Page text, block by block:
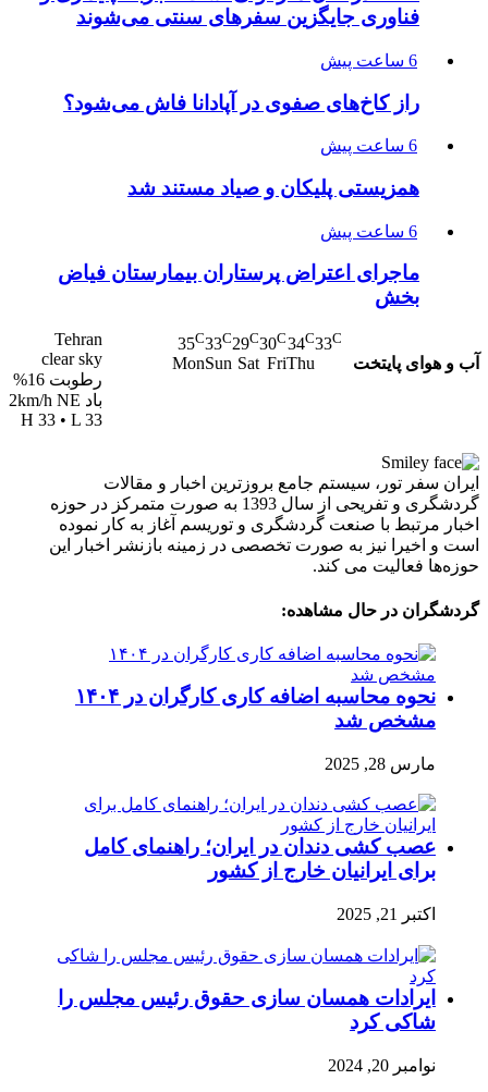
فناوری جایگزین سفرهای سنتی می‌شوند
6 ساعت پیش
راز کاخ‌های صفوی در آپادانا فاش می‌شود؟
6 ساعت پیش
همزیستی پلیکان و صیاد مستند شد
6 ساعت پیش
ماجرای اعتراض پرستاران بیمارستان فیاض
بخش
آب و هوای پایتخت
33C
Tehran
clear sky
رطوبت 16%
باد 2km/h NE
H 33 • L 33
34C
Thu
30C
Fri
29C
Sat
33C
Sun
35C
Mon
ایران سفر تور، سیستم جامع بروزترین اخبار و مقالات
گردشگری و تفریحی از سال 1393 به صورت متمرکز در حوزه
اخبار مرتبط با صنعت گردشگری و توریسم آغاز به کار نموده
است و اخیرا نیز به صورت تخصصی در زمینه بازنشر اخبار این
حوزه‌ها فعالیت می کند.
گردشگران در حال مشاهده:
نحوه محاسبه اضافه کاری کارگران در ۱۴۰۴
مشخص شد
مارس 28, 2025
عصب کشی دندان در ایران؛ راهنمای کامل
برای ایرانیان خارج از کشور
اکتبر 21, 2025
ایرادات همسان سازی حقوق رئیس مجلس را
شاکی کرد
نوامبر 20, 2024